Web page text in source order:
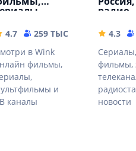
MB
4.7 259 ТЫС
59.68 MB
в Wink
фильмы,
и
каналы
радио
4.3
Сериалы,
фильмы,
новости